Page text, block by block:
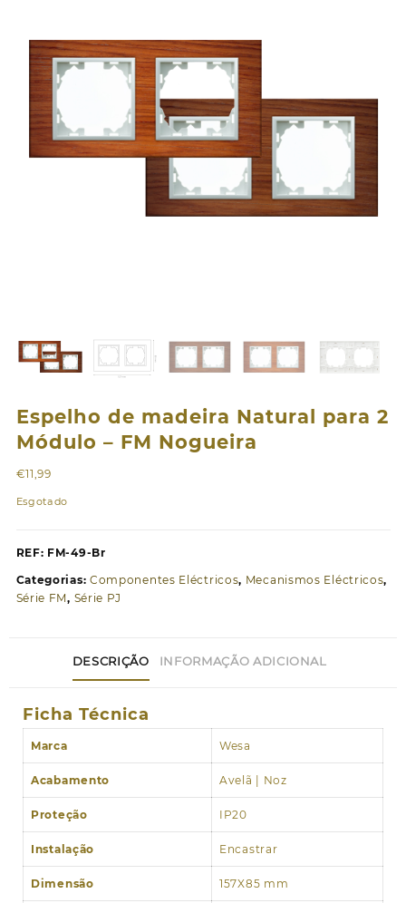
Espelho de madeira Natural para 2
Módulo – FM Nogueira
€11,99
Esgotado
REF: FM-49-Br
Categorias: Componentes Eléctricos, Mecanismos Eléctricos,
Série FM, Série PJ
DESCRIÇÃO INFORMAÇÃO ADICIONAL
Ficha Técnica
Marca Wesa
Acabamento Avelã | Noz
Proteção IP20
Instalação Encastrar
Dimensão 157X85 mm